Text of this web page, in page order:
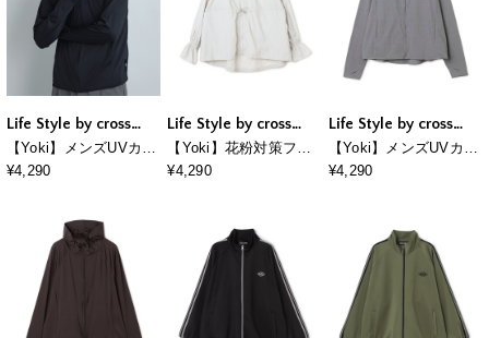
Life Style by cross
marche
【Yoki】メンズUVカッ
トパーカ
¥4,290
Life Style by cross
marche
【Yoki】花粉対策フー
ド付きパーカ
¥4,290
Life Style by cross
marche
【Yoki】メンズUVカッ
トパーカ
¥4,290